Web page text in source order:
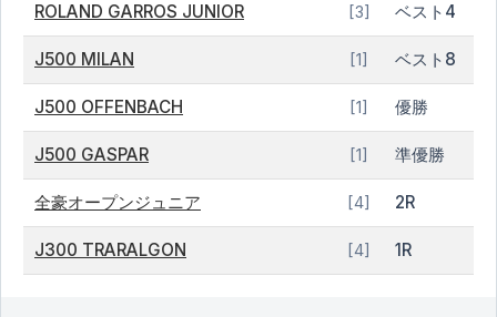
ROLAND GARROS JUNIOR [3] ベスト4
J500 MILAN [1] ベスト8
J500 OFFENBACH [1] 優勝
J500 GASPAR [1] 準優勝
全豪オープンジュニア [4] 2R
J300 TRARALGON [4] 1R